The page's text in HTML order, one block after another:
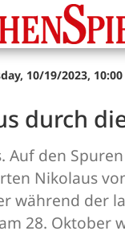
10/19/2023, 10:00
durch
Auf den
Nikolaus
während der
28. Oktober